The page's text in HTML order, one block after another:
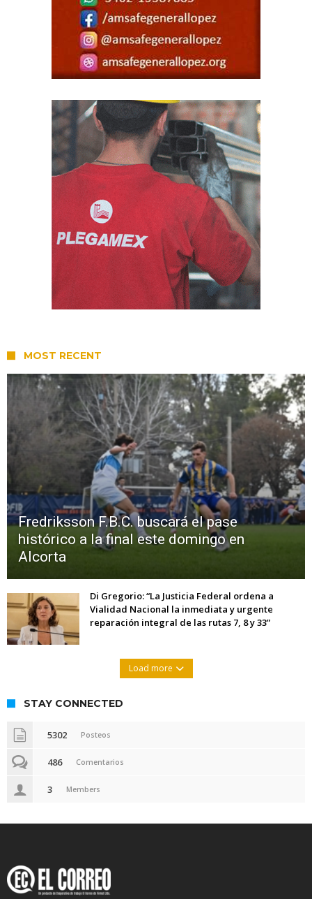
MOST RECENT
Fredriksson F.B.C. buscará el pase
histórico a la final este domingo en
Alcorta
Di Gregorio: “La Justicia Federal ordena a
Vialidad Nacional la inmediata y urgente
reparación integral de las rutas 7, 8 y 33”
Load more
STAY CONNECTED
5302 Posteos
486 Comentarios
3 Members